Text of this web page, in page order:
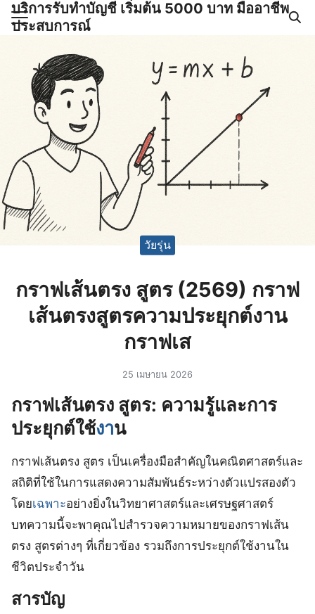
Skipบริการรับทำบัญชี เริ่มต้น 5000 บาท มืออาชีพ
ประสบการณ์
ญชีและภาษีครบวงจร |
วัยรุ่น
กราฟเส้นตรง สูตร (2569) กราฟ
เส้นตรงสูตรความประยุกต์งาน
กราฟเส
25 เมษายน 2026
กราฟเส้นตรง สูตร: ความรู้และการ
ประยุกต์ใช้งาน
กราฟเส้นตรง สูตร เป็นเครื่องมือสำคัญในคณิตศาสตร์และ
สถิติที่ใช้ในการแสดงความสัมพันธ์ระหว่างตัวแปรสองตัว
โดยเฉพาะอย่างยิ่งในวิทยาศาสตร์และเศรษฐศาสตร์
บทความนี้จะพาคุณไปสำรวจความหมายของกราฟเส้น
ตรง สูตรต่างๆ ที่เกี่ยวข้อง รวมถึงการประยุกต์ใช้งานใน
ชีวิตประจำวัน
สารบัญ